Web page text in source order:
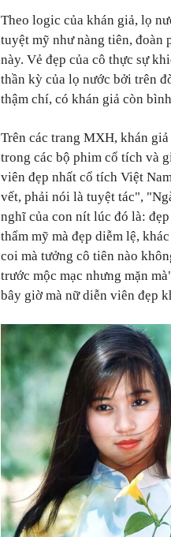
Theo logic của khán giả, lọ
tuyệt mỹ như nàng tiên, đoàn
này. Vẻ đẹp của cô thực sự
thần kỳ của lọ nước bởi trên
thậm chí, có khán giả còn
Trên các trang MXH, khán
trong các bộ phim cổ tích và
viên đẹp nhất cổ tích Việt
vết, phải nói là tuyệt tác",
nghĩ của con nít lúc đó là:
thẩm mỹ mà đẹp diễm lệ,
coi mà tưởng cô tiên nào
trước mộc mạc nhưng mặn
bây giờ mà nữ diễn viên đẹp